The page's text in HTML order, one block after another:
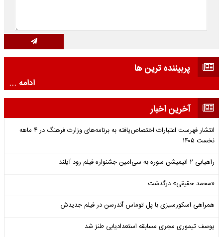
پربیننده ترین ها
ادامه ...
آخرین اخبار
انتشار فهرست اعتبارات اختصاص‌یافته به برنامه‌های وزارت فرهنگ در ۴ ماهه
نخست ۱۴۰۵
راهیابی ۲ انیمیشن سوره به سی‌امین جشنواره فیلم رود آیلند
«محمد حقیقی» درگذشت
همراهی اسکورسیزی با پل توماس ٱندرسن در فیلم جدیدش
یوسف تیموری مجری مسابقه استعدادیابی طنز شد